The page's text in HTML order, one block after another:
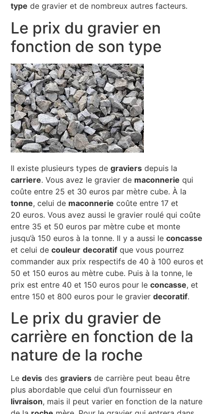
type de gravier et de nombreux autres facteurs.
Le prix du gravier en
fonction de son type
Il existe plusieurs types degraviers depuis la
carriere. Vous avez le gravier de maconnerie qui
coûte entre 25 et 30 euros par mètre cube. À la
tonne, celui de maconnerie coûte entre 17 et
20 euros. Vous avez aussi le gravier roulé qui coûte
entre 35 et 50 euros par mètre cube et monte
jusqu’à 150 euros à la tonne. Il y a aussi leconcasse
et celui decouleur decoratif que vous pourrez
commander aux prix respectifs de 40 à 100 euros et
50 et 150 euros au mètre cube. Puis à la tonne, le
prix est entre 40 et 150 euros pour leconcasse, et
entre 150 et 800 euros pour le gravierdecoratif.
Le prix du gravier de
carrière en fonction de la
nature de la roche
Ledevis desgraviers de carrière peut beau être
plus abordable que celui d’un fournisseur en
livraison, mais il peut varier en fonction de la nature